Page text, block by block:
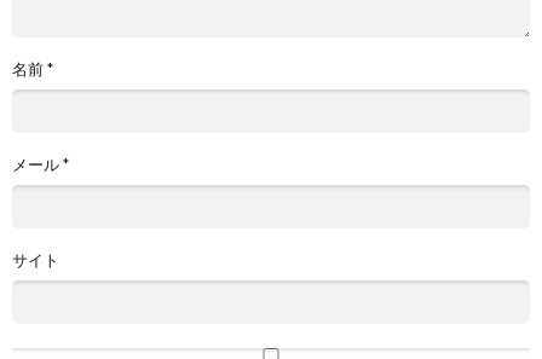
名前*
メール*
サイト